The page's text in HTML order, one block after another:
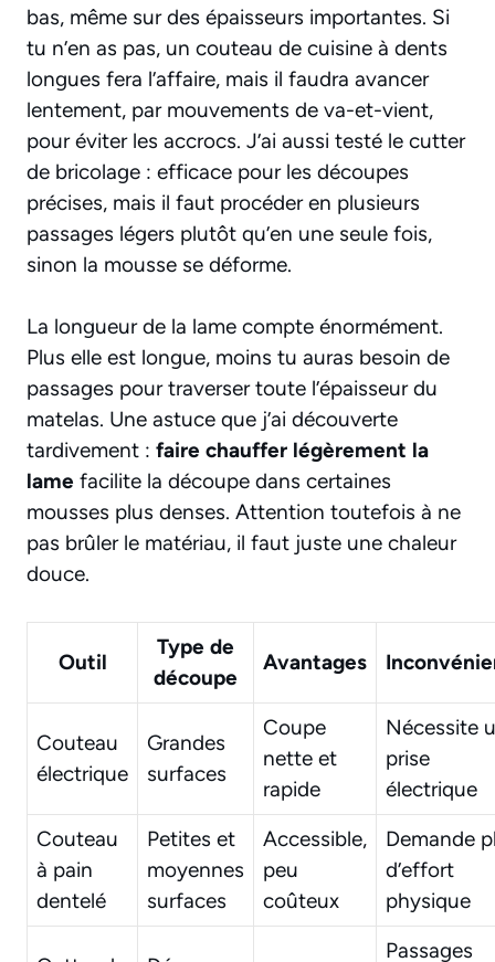
bas, même sur des épaisseurs importantes. Si
tu n’en as pas, un couteau de cuisine à dents
longues fera l’affaire, mais il faudra avancer
lentement, par mouvements de va-et-vient,
pour éviter les accrocs. J’ai aussi testé le cutter
de bricolage : efficace pour les découpes
précises, mais il faut procéder en plusieurs
passages légers plutôt qu’en une seule fois,
sinon la mousse se déforme.
La longueur de la lame compte énormément.
Plus elle est longue, moins tu auras besoin de
passages pour traverser toute l’épaisseur du
matelas. Une astuce que j’ai découverte
tardivement : faire chauffer légèrement la
lame facilite la découpe dans certaines
mousses plus denses. Attention toutefois à ne
pas brûler le matériau, il faut juste une chaleur
douce.
Outil
Type de
découpe
Avantages
Couteau
électrique
Grandes
surfaces
Coupe
nette et
rapide
Nécessite
prise
électrique
Couteau
à pain
dentelé
Petites et
moyennes
surfaces
Accessible,
peu
coûteux
Demande
d’effort
physique
Passages